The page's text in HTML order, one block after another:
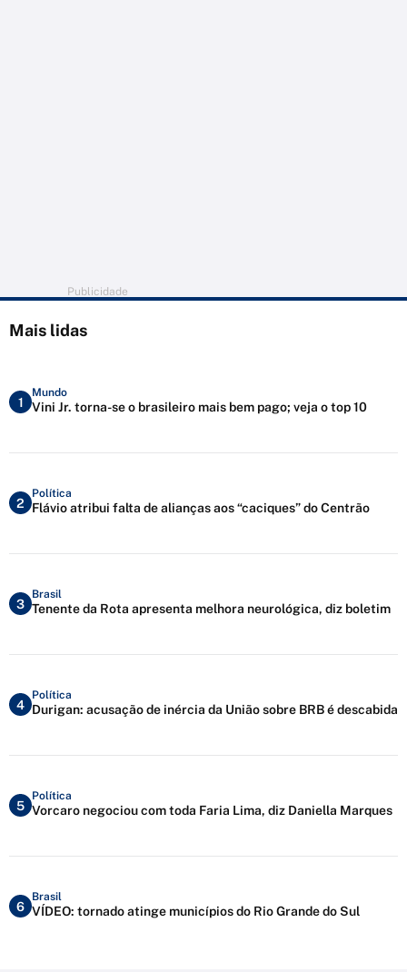
Publicidade
Mais lidas
1
Mundo
Vini Jr. torna-se o brasileiro mais bem pago; veja o top 10
2
Política
Flávio atribui falta de alianças aos “caciques” do Centrão
3
Brasil
Tenente da Rota apresenta melhora neurológica, diz boletim
4
Política
Durigan: acusação de inércia da União sobre BRB é descabida
5
Política
Vorcaro negociou com toda Faria Lima, diz Daniella Marques
6
Brasil
VÍDEO: tornado atinge municípios do Rio Grande do Sul